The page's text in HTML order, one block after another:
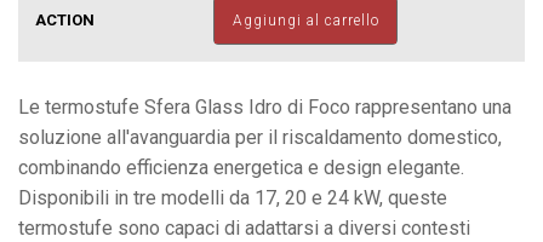
Sfera
Glass
Autopulente
510mq
quantità
Aggiungi al carrello
Le termostufe Sfera Glass Idro di Foco rappresentano una
soluzione all'avanguardia per il riscaldamento domestico,
combinando efficienza energetica e design elegante.
Disponibili in tre modelli da 17, 20 e 24 kW, queste
termostufe sono capaci di adattarsi a diversi contesti